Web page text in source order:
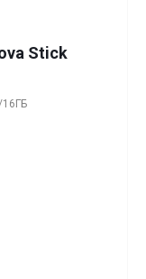
Stick
16ГБ